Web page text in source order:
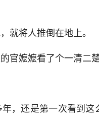
就将人推倒在地上。
官嬷嬷看了个一清二楚
，还是第一次看到